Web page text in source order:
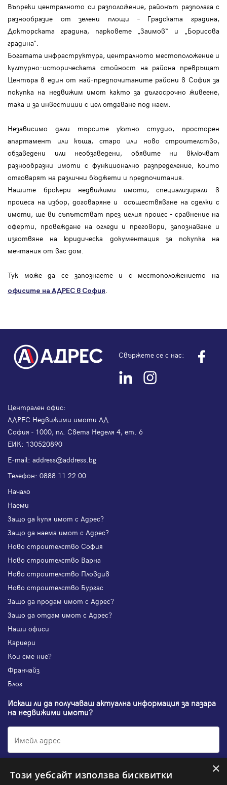
Въпреки централното си разположение, районът разполага с
разнообразие от зелени площи – Градската градина,
Докторската градина, парковете „Заимов“ и „Борисова
градина“.
Богатата инфраструктура, централното местоположение и
културно-историческата стойност на района превръщат
Центъра в един от най-предпочитаните райони в София за
покупка на недвижим имот както за дългосрочно живеене,
така и за инвестиции с цел отдаване под наем.
Независимо дали търсите уютно студио, просторен
апартамент или къща, старо или ново строителство,
обзаведени или необзаведени, обявите ни включват
разнообразни имоти с функционално разпределение, които
отговарят на различни бюджети и предпочитания.
Нашите брокери недвижими имоти, специализирали в
процеса на избор, договаряне и осъществяване на сделки с
имоти, ще ви съпътстват през целия процес - сравнение на
оферти, провеждане на огледи и преговори, запознаване и
изготвяне на юридическа документация за покупка на
мечтания от вас дом.
Тук може да се запознаете и с местоположението на
офисите на АДРЕС в София.
Свържете се с нас:
Централен офис:
АДРЕС Недвижими имоти АД
София - 1000, пл. Света Неделя 4, ет. 6
ЕИК: 130520890
Е-mail: address@address.bg
Телефон: 0888 11 22 00
Начало
Наеми
Защо да купя имот с Адрес?
Защо да наема имот с Адрес?
Ново строителство София
Ново строителство Варна
Ново строителство Пловдив
Ново строителство Бургас
Защо да продам имот с Адрес?
Защо да отдам имот с Адрес?
Наши офиси
Кариери
Кои сме ние?
Франчайз
Блог
Искаш ли да получаваш актуална информация за пазара
на недвижими имоти?
Абонирам се ×
Този уебсайт използва бисквитки